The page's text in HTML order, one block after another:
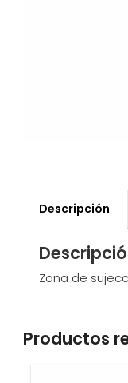
Descripción
Zona de
Productos